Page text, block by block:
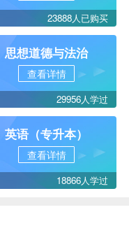
23888人已购买
思想道德与法治
查看详情
29956人学过
英语（专升本）
查看详情
18866人学过